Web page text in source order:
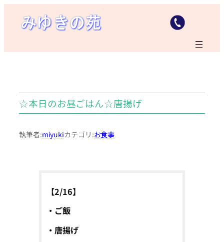
キ
☆本日のお昼ごはん☆唐揚げ
執筆者:miyukiカテゴリ:お食事
【2/16】
・ご飯
・唐揚げ